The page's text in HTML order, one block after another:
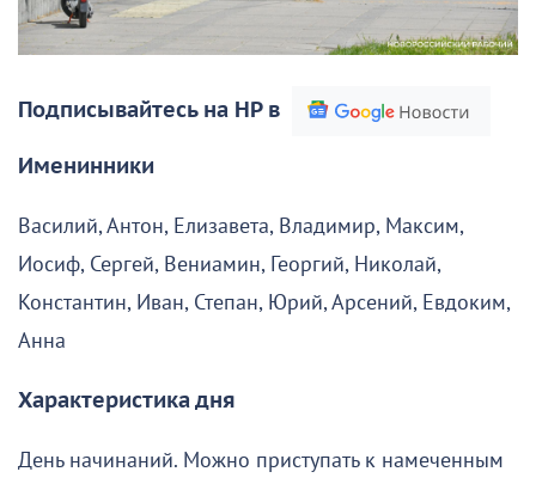
Подписывайтесь на НР в
Именинники
Василий, Антон, Елизавета, Владимир, Максим,
Иосиф, Сергей, Вениамин, Георгий, Николай,
Константин, Иван, Степан, Юрий, Арсений, Евдоким,
Анна
Характеристика дня
День начинаний. Можно приступать к намеченным